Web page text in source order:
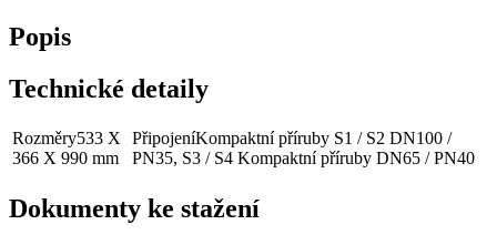
Popis
Technické detaily
Rozměry533 X
366 X 990 mm
PřipojeníKompaktní příruby S1 / S2 DN100 /
PN35, S3 / S4 Kompaktní příruby DN65 / PN40
Dokumenty ke stažení